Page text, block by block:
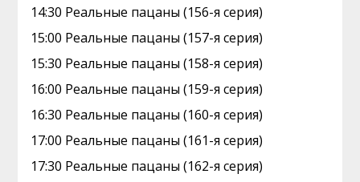
14:30 Реальные пацаны (156-я серия)
15:00 Реальные пацаны (157-я серия)
15:30 Реальные пацаны (158-я серия)
16:00 Реальные пацаны (159-я серия)
16:30 Реальные пацаны (160-я серия)
17:00 Реальные пацаны (161-я серия)
17:30 Реальные пацаны (162-я серия)